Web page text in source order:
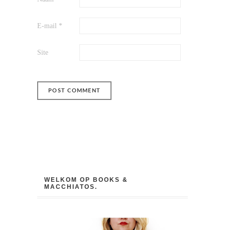
E-mail *
Site
WELKOM OP BOOKS &
MACCHIATOS.